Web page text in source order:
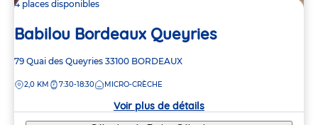
4 places disponibles
Babilou Bordeaux Queyries
Adresse
la
79 Quai des Queyries 33100 BORDEAUX
DISTANCE
2,0 KM 7:30-18:30 MICRO-CRÈCHE
Voir plus de détails